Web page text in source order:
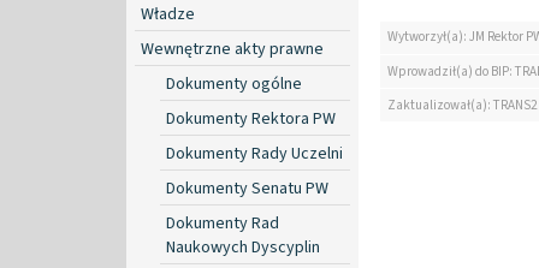
Władze
Wewnętrzne akty prawne
Dokumenty ogólne
Dokumenty Rektora PW
Dokumenty Rady Uczelni
Dokumenty Senatu PW
Dokumenty Rad
Naukowych Dyscyplin
Wytworzył(a): JM Rektor
Wprowadził(a) do BIP:
Zaktualizował(a):